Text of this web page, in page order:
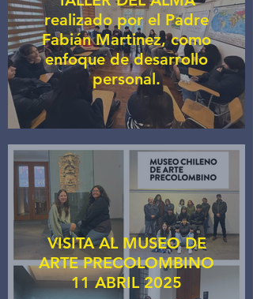
realizado por el Padre
Fabián Martinez, como
enfoque de desarrollo
personal.
VISITA AL MUSEO DE
ARTE PRECOLOMBINO
11 ABRIL 2025